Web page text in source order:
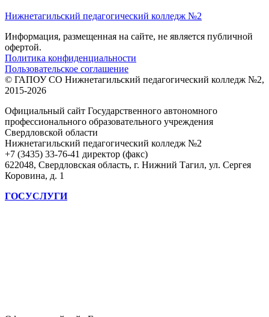
Нижнетагильский педагогический колледж №2
Информация, размещенная на сайте, не является публичной
офертой.
Политика конфиденциальности
Пользовательское соглашение
© ГАПОУ СО Нижнетагильский педагогический колледж №2,
2015-2026
Официальный сайт Государственного автономного
профессионального образовательного учреждения
Свердловской области
Нижнетагильский педагогический колледж №2
+7 (3435) 33-76-41 директор (факс)
622048, Свердловская область, г. Нижний Тагил, ул. Сергея
Коровина, д. 1
ГОСУСЛУГИ